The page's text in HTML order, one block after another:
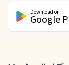
Download on
Google